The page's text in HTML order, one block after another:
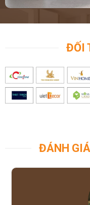
ĐỐI
ĐÁNH